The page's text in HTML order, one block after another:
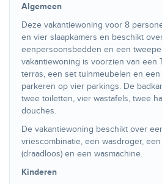
Algemeen
Deze vakantiewoning voor 8
en vier slaapkamers en beschikt
eenpersoonsbedden en een
vakantiewoning is voorzien van een
terras, een set tuinmeubelen en
parkeren op vier parkings. De
twee toiletten, vier wastafels, twee
douches.
De vakantiewoning beschikt over
vriescombinatie, een wasdroger,
(draadloos) en een wasmachine.
Kinderen